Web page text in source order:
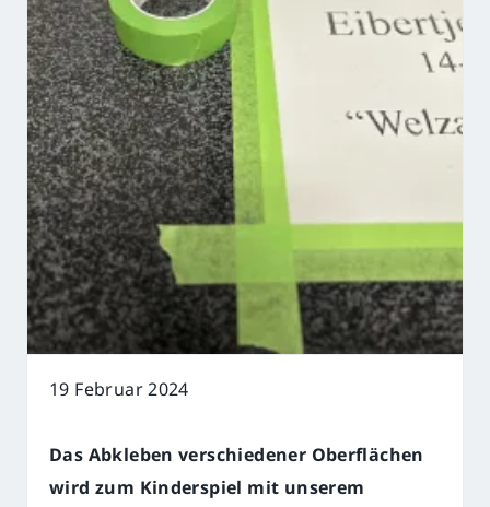
19 Februar 2024
Das Abkleben verschiedener Oberflächen
wird zum Kinderspiel mit unserem